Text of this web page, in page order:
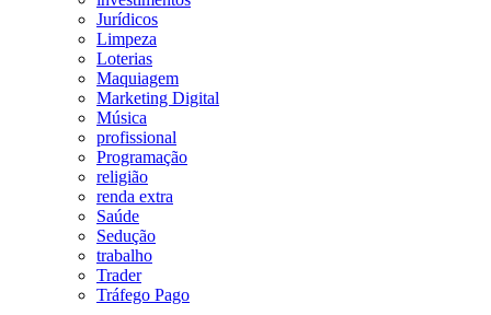
Jurídicos
Limpeza
Loterias
Maquiagem
Marketing Digital
Música
profissional
Programação
religião
renda extra
Saúde
Sedução
trabalho
Trader
Tráfego Pago